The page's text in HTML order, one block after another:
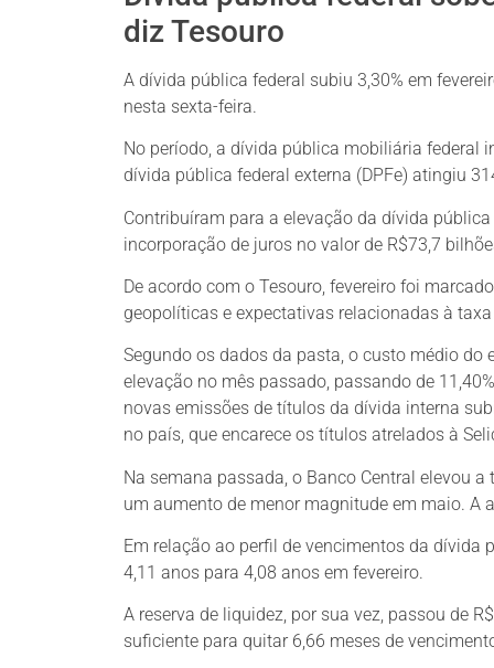
diz Tesouro
A dívida pública federal subiu 3,30% em
nesta sexta-feira.
No período, a dívida pública mobiliária federal
dívida pública federal externa (DPFe) atingiu
Contribuíram para a elevação da dívida
incorporação de juros no valor de R$73,7
De acordo com o Tesouro, fevereiro foi
geopolíticas e expectativas relacionadas à taxa
Segundo os dados da pasta, o custo médio
elevação no mês passado, passando de
novas emissões de títulos da dívida interna
no país, que encarece os títulos atrelados à
Na semana passada, o Banco Central elevou
um aumento de menor magnitude em maio. A
Em relação ao perfil de vencimentos da dívida
4,11 anos para 4,08 anos em fevereiro.
A reserva de liquidez, por sua vez, passou de
suficiente para quitar 6,66 meses de